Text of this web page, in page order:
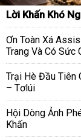
Lời Khấn Khó
Ơn Toàn Xá
Trang Và Có Sức
Trại Hè Đầu Tiên
– Tơlúi
Hội Dòng Ảnh
Khấn